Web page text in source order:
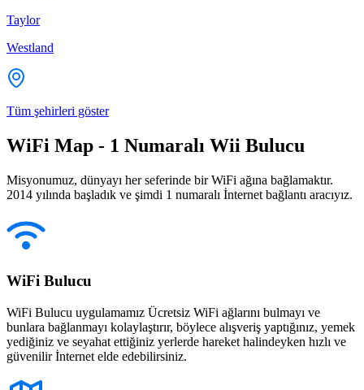
Taylor
Westland
Tüm şehirleri göster
WiFi Map - 1 Numaralı Wii Bulucu
Misyonumuz, dünyayı her seferinde bir WiFi ağına bağlamaktır.
2014 yılında başladık ve şimdi 1 numaralı İnternet bağlantı aracıyız.
WiFi Bulucu
WiFi Bulucu uygulamamız Ücretsiz WiFi ağlarını bulmayı ve
bunlara bağlanmayı kolaylaştırır, böylece alışveriş yaptığınız, yemek
yediğiniz ve seyahat ettiğiniz yerlerde hareket halindeyken hızlı ve
güvenilir İnternet elde edebilirsiniz.